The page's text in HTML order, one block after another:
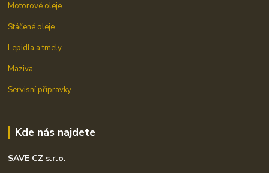
Motorové oleje
Stáčené oleje
Lepidla a tmely
Maziva
Servisní přípravky
Kde nás najdete
SAVE CZ s.r.o.